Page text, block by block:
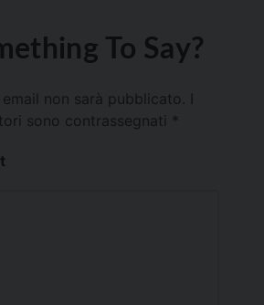
To Say?
non sarà pubblicato.
sono contrassegnati *